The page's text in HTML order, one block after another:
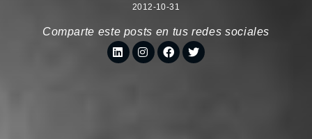
2012-10-31
Comparte este posts en tus redes sociales